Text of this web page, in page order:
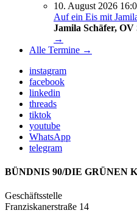
10. August 2026
Auf ein Eis mit
Jamila Schäfer,
→
Alle Termine →
instagram
facebook
linkedin
threads
tiktok
youtube
WhatsApp
telegram
BÜNDNIS 90/DIE GRÜNEN
Geschäftsstelle
Franziskanerstraße 14